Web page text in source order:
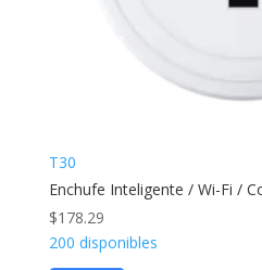
T30
Enchufe Inteligente / Wi-Fi /
$178.29
200 disponibles